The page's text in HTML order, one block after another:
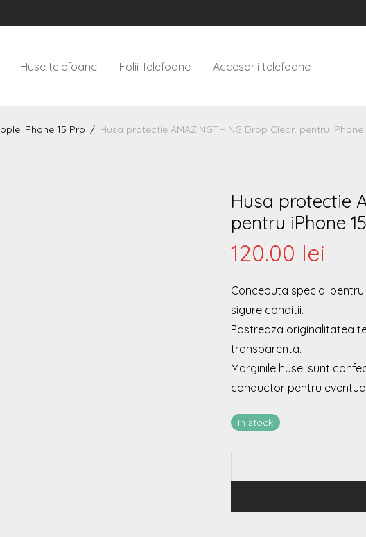
Huse telefoane Folii Telefoane Accesorii telefoane
iPhone 15 Pro / Husa protectie AMAZINGTHING Drop Clear, pentru iPhone
Husa protectie
pentru iPhone
120.00 lei
Conceputa special
sigure conditii.
Pastreaza originalitatea
transparenta.
Marginile husei sunt
conductor pentru
In stock